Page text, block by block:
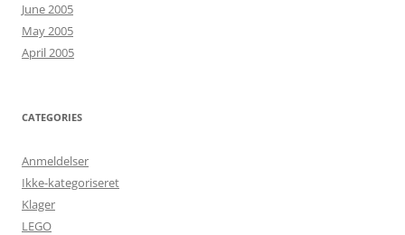
June 2005
May 2005
April 2005
CATEGORIES
Anmeldelser
Ikke-kategoriseret
Klager
LEGO